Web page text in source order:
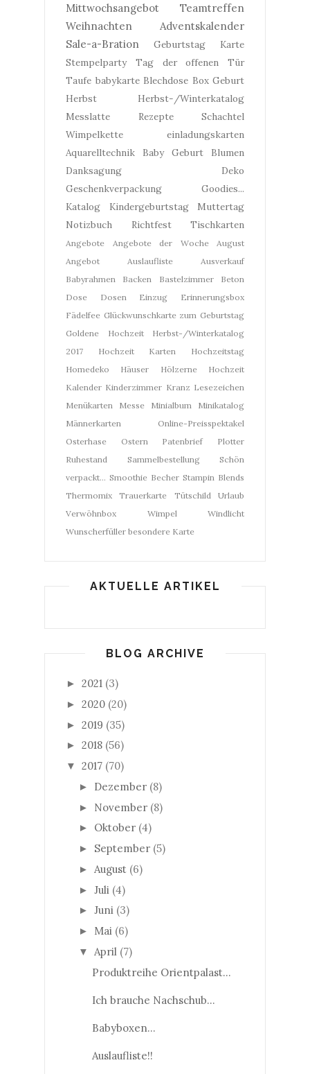
Mittwochsangebot
Teamtreffen
Weihnachten
Adventskalender
Sale-a-Bration
Geburtstag
Karte
Stempelparty
Tag der offenen Tür
Taufe babykarte Blechdose Box Geburt
Herbst
Herbst-/Winterkatalog
Messlatte
Rezepte
Schachtel
Wimpelkette
einladungskarten
Aquarelltechnik
Baby Geburt
Blumen
Danksagung
Deko
Geschenkverpackung
Goodies...
Katalog
Kindergeburtstag
Muttertag
Notizbuch
Richtfest Tischkarten
Angebote Angebote der Woche
August
Angebot
Auslaufliste
Ausverkauf
Babyrahmen
Backen Bastelzimmer
Beton
Dose
Dosen Einzug
Erinnerungsbox
Fädelfee Glückwunschkarte zum Geburtstag
Goldene Hochzeit
Herbst-/Winterkatalog
2017
Hochzeit Karten
Hochzeitstag
Homedeko
Häuser
Hölzerne Hochzeit
Kalender Kinderzimmer Kranz Lesezeichen
Menükarten
Messe Minialbum
Minikatalog
Männerkarten
Online-Preisspektakel
Osterhase
Ostern Patenbrief
Plotter
Ruhestand
Sammelbestellung
Schön
verpackt... Smoothie Becher Stampin Blends
Thermomix
Trauerkarte Tütschild
Urlaub
Verwöhnbox
Wimpel
Windlicht
Wunscherfüller besondere Karte
AKTUELLE ARTIKEL
BLOG ARCHIVE
► 2021 (3)
► 2020 (20)
► 2019 (35)
► 2018 (56)
▼ 2017 (70)
► Dezember (8)
► November (8)
► Oktober (4)
► September (5)
► August (6)
► Juli (4)
► Juni (3)
► Mai (6)
▼ April (7)
Produktreihe Orientpalast...
Ich brauche Nachschub...
Babyboxen...
Auslaufliste!!